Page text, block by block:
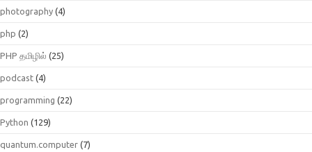
photography (4)
php (2)
PHP தமிழில் (25)
podcast (4)
programming (22)
Python (129)
quantum.computer (7)